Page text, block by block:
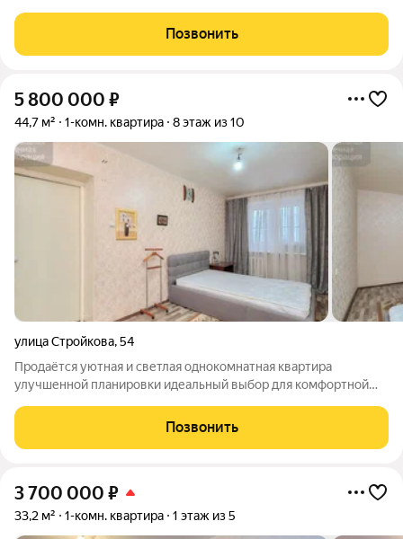
косметический ремонт, что
Позвонить
5 800 000 ₽
44,7 м² 1-комн. квартира 8 этаж из 10
улица Стройкова,54
Продаётся уютная и светлая однокомнатная квартира
улучшенной планировки идеальный выбор для комфортной
Позвонить
3 700 000 ₽
33,2 м² 1-комн. квартира 1 этаж из 5